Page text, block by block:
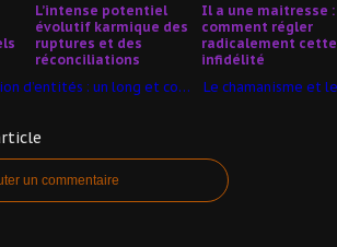
L’intense potentiel
évolutif karmique des
ruptures et des
réconciliations
Il a une maitresse :
comment régler
radicalement cette
infidélité
Le rituel d’invocation d’entités : un long et complexe travail d’équipe
un commentaire